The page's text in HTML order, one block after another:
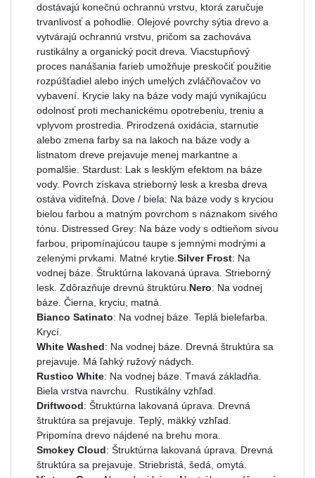
dostávajú konečnú ochrannú vrstvu, ktorá zaručuje
trvanlivosť a pohodlie. Olejové povrchy sýtia drevo a
vytvárajú ochrannú vrstvu, pričom sa zachováva
rustikálny a organický pocit dreva. Viacstupňový
proces nanášania farieb umožňuje preskočiť použitie
rozpúšťadiel alebo iných umelých zvláčňovačov vo
vybavení. Krycie laky na báze vody majú vynikajúcu
odolnosť proti mechanickému opotrebeniu, treniu a
vplyvom prostredia. Prirodzená oxidácia, starnutie
alebo zmena farby sa na lakoch na báze vody a
listnatom dreve prejavuje menej markantne a
pomalšie. Stardust: Lak s lesklým efektom na báze
vody. Povrch získava strieborný lesk a kresba dreva
ostáva viditeľná. Dove / biela: Na báze vody s kryciou
bielou farbou a matným povrchom s náznakom sivého
tónu. Distressed Grey: Na báze vody s odtieňom sivou
farbou, pripomínajúcou taupe s jemnými modrými a
zelenými prvkami. Matné krytie. Silver Frost: Na
vodnej báze. Štruktúrna lakovaná úprava. Strieborný
lesk. Zdôrazňuje drevnú štruktúru. Nero: Na vodnej
báze. Čierna, kryciu, matná.
Bianco Satinato: Na vodnej báze. Teplá bielefarba.
Krycí.
White Washed: Na vodnej báze. Drevná štruktúra sa
prejavuje. Má ľahký ružový nádych.
Rustico White: Na vodnej báze. Tmavá základňa.
Biela vrstva navrchu. Rustikálny vzhľad.
Driftwood: Štruktúrna lakovaná úprava. Drevná
štruktúra sa prejavuje. Teplý, mäkký vzhľad.
Pripomína drevo nájdené na brehu mora.
Smokey Cloud: Štruktúrna lakovaná úprava. Drevná
štruktúra sa prejavuje. Striebristá, šedá, omytá.